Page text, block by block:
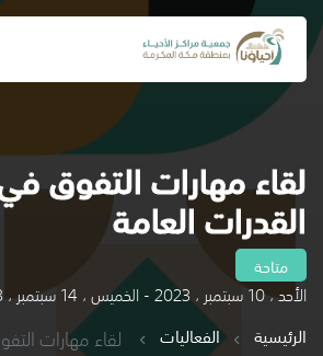
لقاء مهارات التفوق في
القدرات العامة
متاحة
الأحد ، 10 سبتمبر ، 2023 - الخميس ، 14 سبتمبر ، 2023
الرئيسية
الفعاليات لقاء مهارات التفوق في